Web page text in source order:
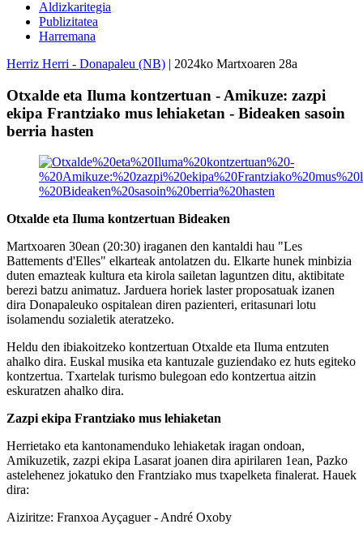
Aldizkaritegia
Publizitatea
Harremana
Herriz Herri - Donapaleu (NB) | 2024ko Martxoaren 28a
Otxalde eta Iluma kontzertuan - Amikuze: zazpi
ekipa Frantziako mus lehiaketan - Bideaken sasoin
berria hasten
Otxalde eta Iluma kontzertuan Bideaken
Martxoaren 30ean (20:30) iraganen den kantaldi hau "Les
Battements d'Elles" elkarteak antolatzen du. Elkarte hunek minbizia
duten emazteak kultura eta kirola sailetan laguntzen ditu, aktibitate
berezi batzu animatuz. Jarduera horiek laster proposatuak izanen
dira Donapaleuko ospitalean diren pazienteri, eritasunari lotu
isolamendu sozialetik ateratzeko.
Heldu den ibiakoitzeko kontzertuan Otxalde eta Iluma entzuten
ahalko dira. Euskal musika eta kantuzale guziendako ez huts egiteko
kontzertua. Txartelak turismo bulegoan edo kontzertua aitzin
eskuratzen ahalko dira.
Zazpi ekipa Frantziako mus lehiaketan
Herrietako eta kantonamenduko lehiaketak iragan ondoan,
Amikuzetik, zazpi ekipa Lasarat joanen dira apirilaren 1ean, Pazko
astelehenez jokatuko den Frantziako mus txapelketa finalerat. Hauek
dira:
Aiziritze: Franxoa Ayçaguer - André Oxoby